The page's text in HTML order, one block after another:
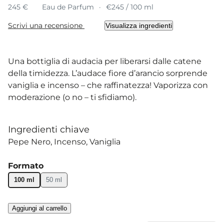
245 €
Eau de Parfum €245 / 100 ml
Scrivi una recensione Visualizza ingredienti
Una bottiglia di audacia per liberarsi dalle catene
della timidezza. L’audace fiore d’arancio sorprende
vaniglia e incenso – che raffinatezza! Vaporizza con
moderazione (o no – ti sfidiamo).
Ingredienti chiave
Pepe Nero Incenso Vaniglia
Formato
100 ml 50 ml
Aggiungi al carrello